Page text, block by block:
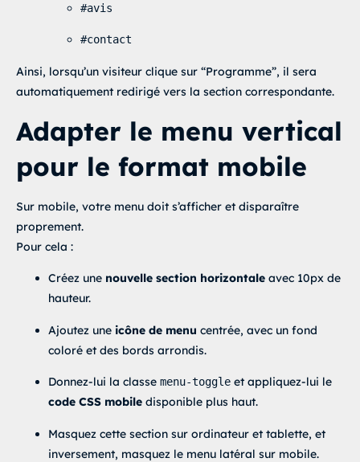
#avis
#contact
Ainsi, lorsqu’un visiteur clique sur “Programme”, il sera
automatiquement redirigé vers la section correspondante.
Adapter le menu vertical
pour le format mobile
Sur mobile, votre menu doit s’afficher et disparaître
proprement.
Pour cela :
Créez une nouvelle section horizontale avec 10px de
hauteur.
Ajoutez une icône de menu centrée, avec un fond
coloré et des bords arrondis.
Donnez-lui la classe menu-toggle et appliquez-lui le
code CSS mobile disponible plus haut.
Masquez cette section sur ordinateur et tablette, et
inversement, masquez le menu latéral sur mobile.